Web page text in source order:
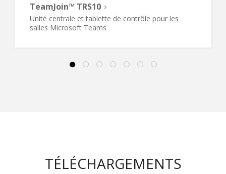
TeamJoin™ TRS10
Unité centrale et tablette de contrôle pour les
salles Microsoft Teams
TÉLÉCHARGEMENTS